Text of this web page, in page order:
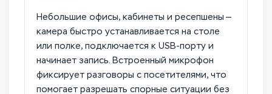
Небольшие офисы, кабинеты и ресепшены —
камера быстро устанавливается на столе
или полке, подключается к USB-порту и
начинает запись. Встроенный микрофон
фиксирует разговоры с посетителями, что
помогает разрешать спорные ситуации без